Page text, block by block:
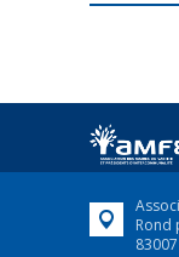
Afin
Rond